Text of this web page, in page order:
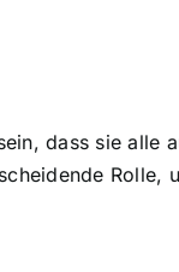
dass sie alle
Rolle,